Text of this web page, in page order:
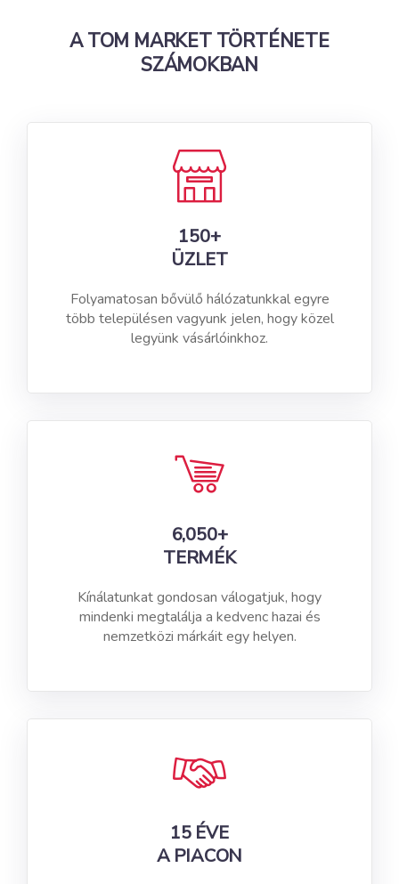
A TOM MARKET TÖRTÉNETE
SZÁMOKBAN
150+
ÜZLET
Folyamatosan bővülő hálózatunkkal egyre
több településen vagyunk jelen, hogy közel
legyünk vásárlóinkhoz.
6,050+
TERMÉK
Kínálatunkat gondosan válogatjuk, hogy
mindenki megtalálja a kedvenc hazai és
nemzetközi márkáit egy helyen.
15 ÉVE
A PIACON